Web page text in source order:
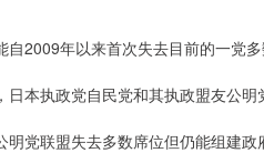
2009年以来首次失去目前的一党多
执政党自民党和其执政盟友公明
党联盟失去多数席位但仍能组建政